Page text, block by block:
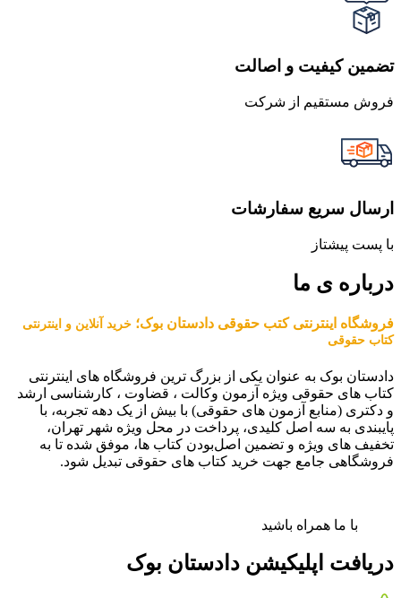
تضمین کیفیت و اصالت
فروش مستقیم از شرکت
ارسال سریع سفارشات
با پست پیشتاز
درباره ی ما
فروشگاه اینترنتی کتب حقوقی دادستان بوک؛ خرید آنلاین و اینترنتی
کتاب حقوقی
دادستان بوک به عنوان یکی از بزرگ ترین فروشگاه های اینترنتی
کتاب های حقوقی ویژه آزمون وکالت ، قضاوت ، کارشناسی ارشد
و دکتری (منابع آزمون های حقوقی) با بیش از یک دهه تجربه، با
پایبندی به سه اصل کلیدی، پرداخت در محل ویژه شهر تهران،
تخفیف های ویژه و تضمین اصل‌بودن کتاب ها، موفق شده تا به
فروشگاهی جامع جهت خرید کتاب های حقوقی تبدیل شود.
با ما همراه باشید
دریافت اپلیکیشن دادستان بوک